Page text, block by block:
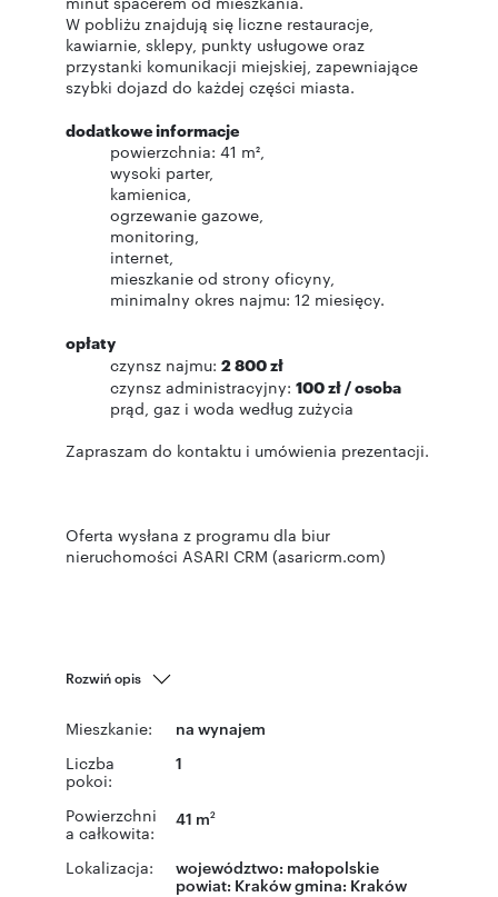
W pobliżu znajdują się liczne restauracje,
kawiarnie, sklepy, punkty usługowe oraz
przystanki komunikacji miejskiej, zapewniające
szybki dojazd do każdej części miasta.
dodatkowe informacje
powierzchnia: 41 m²,
wysoki parter,
kamienica,
ogrzewanie gazowe,
monitoring,
internet,
mieszkanie od strony oficyny,
minimalny okres najmu: 12 miesięcy.
opłaty
czynsz najmu: 2 800 zł
czynsz administracyjny: 100 zł / osoba
prąd, gaz i woda według zużycia
Zapraszam do kontaktu i umówienia prezentacji.
Oferta wysłana z programu dla biur
nieruchomości ASARI CRM (asaricrm.com)
Rozwiń opis
Mieszkanie: na wynajem
Liczba
pokoi:
1
Powierzchni
a całkowita:
41 m2
Lokalizacja: województwo: małopolskie
powiat: Krakówgmina: Kraków